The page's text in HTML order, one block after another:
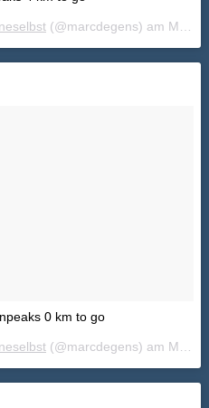
(@marcdegens) am Mai 23, 2018 um 9:13 PDT
0 km to go
(@marcdegens) am Mai 24, 2018 um 8:25 PDT